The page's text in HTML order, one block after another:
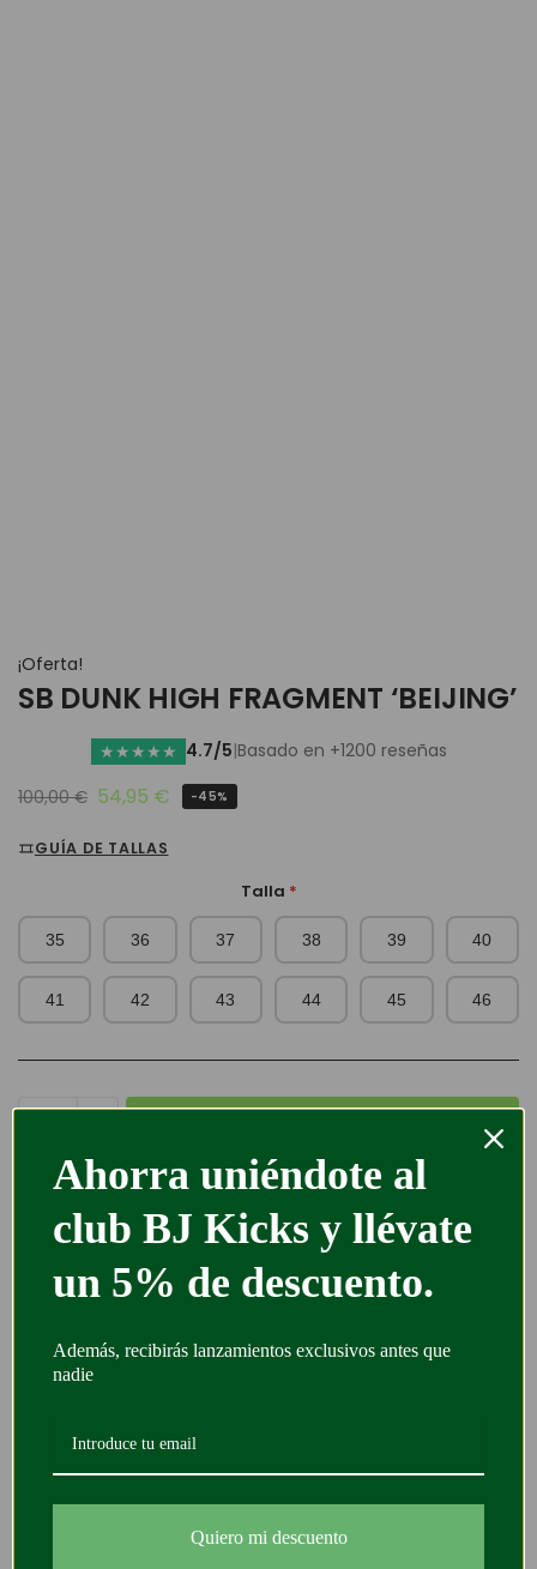
¡Oferta!
SB DUNK HIGH FRAGMENT ‘BEIJING’
★★★★★ 4.7/5|Basado en +1200 reseñas
100,00€ 54,95 € -45%
GUÍA DE TALLAS
Talla *
35 36 37 38 39 40
41 42 43 44 45 46
Se envía
martes, 11 ago.
Llega entrejueves, 20 ago. –
Te enviaremos el número de seguimiento porEmail
Envío Internacional
Emprendedoras
Apoya una marca local
Ahorra uniéndote
al club BJ Kicks y
llévate un 5% de
descuento.
Además, recibirás lanzamientos exclusivos